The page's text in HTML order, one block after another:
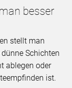
besser
stellt man
Schichten
ablegen oder
ist.